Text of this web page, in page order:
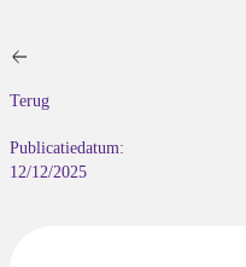
Terug
Publicatiedatum:
12/12/2025